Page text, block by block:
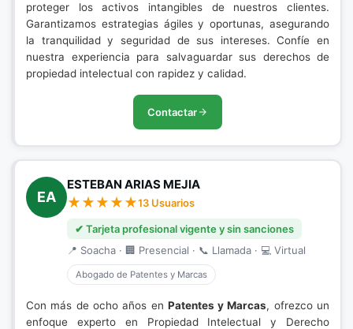
proteger los activos intangibles de nuestros clientes.
Garantizamos estrategias ágiles y oportunas, asegurando
la tranquilidad y seguridad de sus intereses. Confíe en
nuestra experiencia para salvaguardar sus derechos de
propiedad intelectual con rapidez y calidad.
Contactar
EA
ESTEBAN ARIAS MEJIA
13 Usuarios
✔ Tarjeta profesional vigente y sin sanciones
📍 Soacha · 🏢 Presencial · 📞 Llamada · 💻 Virtual
Abogado de Patentes y Marcas
Con más de ocho años en Patentes y Marcas, ofrezco un
enfoque experto en Propiedad Intelectual y Derecho